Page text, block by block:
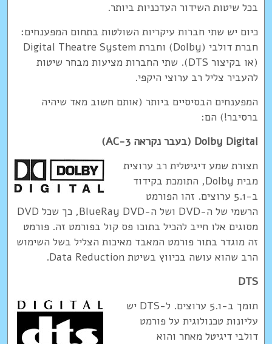
בכל שיטות השידור העדכניות ביותר.
כיום יש שתי חברות עיקריות השולטות בתחום המפענחים:
חברת דולבי (Dolby) וחברת Digital Theatre System
(או בקיצור DTS). שתי החברות מציעות מבחר שיטות
להעביר צליל רב ערוצי היקפי.
המפענחים הבסיסיים ביותר (אותם חשוב מאד שיהיה
ברסיבר!) הם:
Dolby Digital (בעבר נקראה AC-3)
תצורת שמע דיגיטלית רב ערוצית
מבית Dolby, התומכת בקידוד
ב-5.1 ערוצים. זהו הפורמט
הרשמי של ה-DVD ושל ה-BlueRay DVD, כך שכל DVD
מסוגים אלו חייב להכיל בתוכו פס קול בפורמט זה. פורמט
זה מוגדר בתור פורמט המאבד מאיכות הצליל בשל השימוש
הרב שהוא עושה בכיווץ בשיטת Data Reduction.
DTS
תומך ב-5.1 ערוצים. ל-DTS יש
עליונות טכנולוגית על פורמט
דולבי דיגיטל מאחר והוא